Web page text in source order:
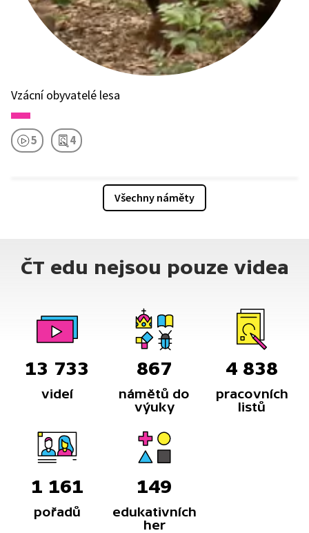
Vzácní obyvatelé lesa
5 4
Všechny náměty
ČT edu nejsou pouze videa
13 733
videí
867
námětů do
výuky
4 838
pracovních
listů
1 161
pořadů
149
edukativních
her